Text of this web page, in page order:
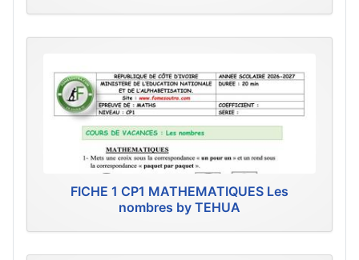
FICHE 1 CP1 MATHEMATIQUES Les
nombres by TEHUA